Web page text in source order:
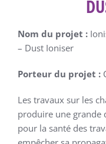
Nom du projet :
– Dust Ioniser
Porteur du projet :
Les travaux sur les
produire une grande
pour la santé des